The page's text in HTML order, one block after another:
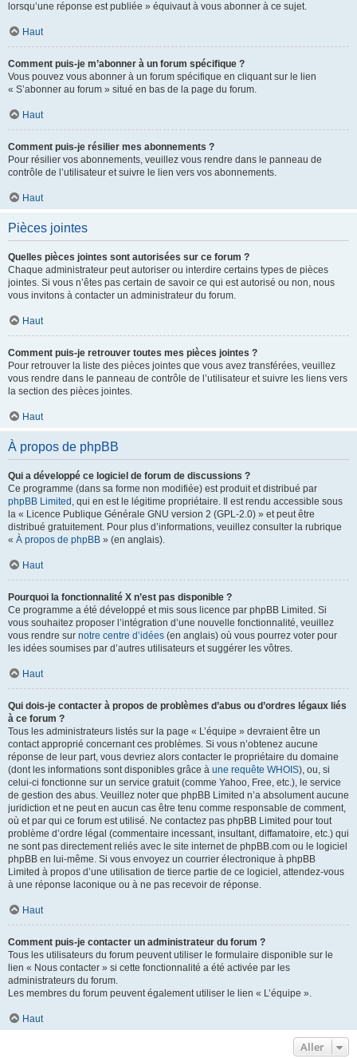
lorsqu’une réponse est publiée » équivaut à vous abonner à ce sujet.
Haut
Comment puis-je m’abonner à un forum spécifique ?
Vous pouvez vous abonner à un forum spécifique en cliquant sur le lien
« S’abonner au forum » situé en bas de la page du forum.
Haut
Comment puis-je résilier mes abonnements ?
Pour résilier vos abonnements, veuillez vous rendre dans le panneau de
contrôle de l’utilisateur et suivre le lien vers vos abonnements.
Haut
Pièces jointes
Quelles pièces jointes sont autorisées sur ce forum ?
Chaque administrateur peut autoriser ou interdire certains types de pièces
jointes. Si vous n’êtes pas certain de savoir ce qui est autorisé ou non, nous
vous invitons à contacter un administrateur du forum.
Haut
Comment puis-je retrouver toutes mes pièces jointes ?
Pour retrouver la liste des pièces jointes que vous avez transférées, veuillez
vous rendre dans le panneau de contrôle de l’utilisateur et suivre les liens vers
la section des pièces jointes.
Haut
À propos de phpBB
Qui a développé ce logiciel de forum de discussions ?
Ce programme (dans sa forme non modifiée) est produit et distribué par
phpBB Limited , qui en est le légitime propriétaire. Il est rendu accessible sous
la « Licence Publique Générale GNU version 2 (GPL-2.0) » et peut être
distribué gratuitement. Pour plus d’informations, veuillez consulter la rubrique
« À propos de phpBB » (en anglais).
Haut
Pourquoi la fonctionnalité X n’est pas disponible ?
Ce programme a été développé et mis sous licence par phpBB Limited. Si
vous souhaitez proposer l’intégration d’une nouvelle fonctionnalité, veuillez
vous rendre sur notre centre d’idées (en anglais) où vous pourrez voter pour
les idées soumises par d’autres utilisateurs et suggérer les vôtres.
Haut
Qui dois-je contacter à propos de problèmes d’abus ou d’ordres légaux liés
à ce forum ?
Tous les administrateurs listés sur la page « L’équipe » devraient être un
contact approprié concernant ces problèmes. Si vous n’obtenez aucune
réponse de leur part, vous devriez alors contacter le propriétaire du domaine
(dont les informations sont disponibles grâce à une requête WHOIS), ou, si
celui-ci fonctionne sur un service gratuit (comme Yahoo, Free, etc.), le service
de gestion des abus. Veuillez noter que phpBB Limited n’a absolument aucune
juridiction et ne peut en aucun cas être tenu comme responsable de comment,
où et par qui ce forum est utilisé. Ne contactez pas phpBB Limited pour tout
problème d’ordre légal (commentaire incessant, insultant, diffamatoire, etc.) qui
ne sont pas directement reliés avec le site internet de phpBB.com ou le logiciel
phpBB en lui-même. Si vous envoyez un courrier électronique à phpBB
Limited à propos d’une utilisation de tierce partie de ce logiciel, attendez-vous
à une réponse laconique ou à ne pas recevoir de réponse.
Haut
Comment puis-je contacter un administrateur du forum ?
Tous les utilisateurs du forum peuvent utiliser le formulaire disponible sur le
lien « Nous contacter » si cette fonctionnalité a été activée par les
administrateurs du forum.
Les membres du forum peuvent également utiliser le lien « L’équipe ».
Haut
Aller